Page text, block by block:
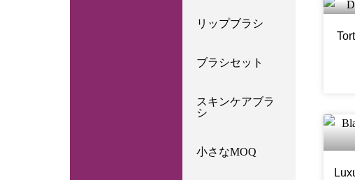
リップブラシ
ブラシセット
スキンケアブラ
シ
小さなMOQ